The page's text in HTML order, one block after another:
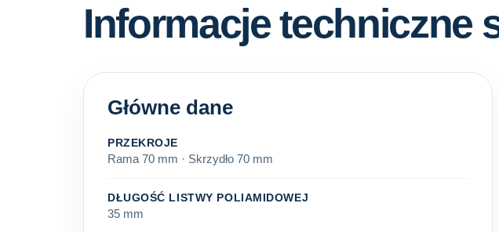
Informacje techniczne
Główne dane
PRZEKROJE
Rama 70 mm · Skrzydło 70 mm
DŁUGOŚĆ LISTWY POLIAMIDOWEJ
35 mm